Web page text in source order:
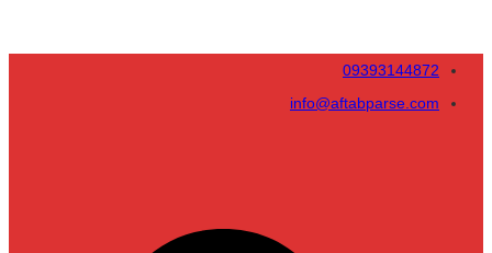
09393144872
info@aftabparse.com